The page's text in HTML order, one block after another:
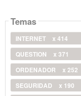
Temas
INTERNET
x 414
QUESTION
x 371
ORDENADOR
x 252
SEGURIDAD
x 190